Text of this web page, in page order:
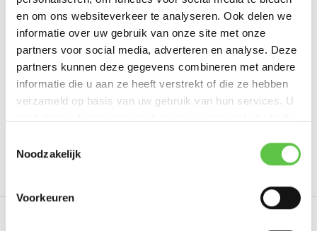
en om ons websiteverkeer te analyseren. Ook delen we
informatie over uw gebruik van onze site met onze
partners voor social media, adverteren en analyse. Deze
partners kunnen deze gegevens combineren met andere
informatie die u aan ze heeft verstrekt of die ze hebben
verzameld op basis van uw gebruik van hun services. U
Noodzakelijk
Voorkeuren
Er zijn nog geen reviews geschreven over dit product..
Tags
10 Year LIC-MX68W-ENT-10YR